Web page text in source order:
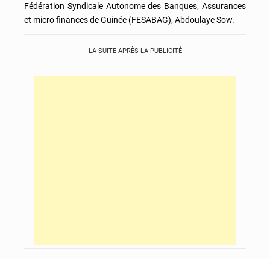
Fédération Syndicale Autonome des Banques, Assurances
et micro finances de Guinée (FESABAG), Abdoulaye Sow.
LA SUITE APRÈS LA PUBLICITÉ